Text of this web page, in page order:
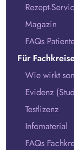
Rezept-
Magazin
FAQs
Für
Wie wirkt
Evidenz
Testlizenz
Infomaterial
FAQs